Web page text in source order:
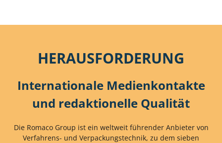
HERAUSFORDERUNG
Internationale Medienkontakte
und redaktionelle Qualität
Die Romaco Group ist ein weltweit führender Anbieter von
Verfahrens- und Verpackungstechnik, zu dem sieben